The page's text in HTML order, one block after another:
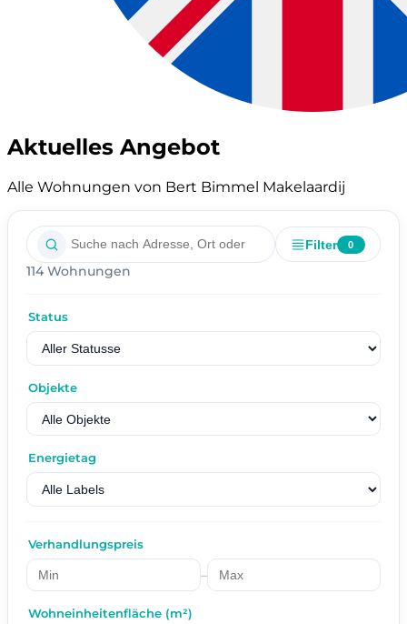
Aktuelles Angebot
Alle Wohnungen von Bert Bimmel Makelaardij
Filter 0
114 Wohnungen
Status
Objekte
Energietag
Verhandlungspreis
–
Wohneinheitenfläche (m²)